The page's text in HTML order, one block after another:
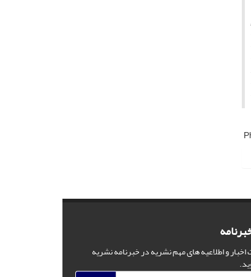
اخبار و اطلاعیه های مهم نشریه در خبرنامه نشریه